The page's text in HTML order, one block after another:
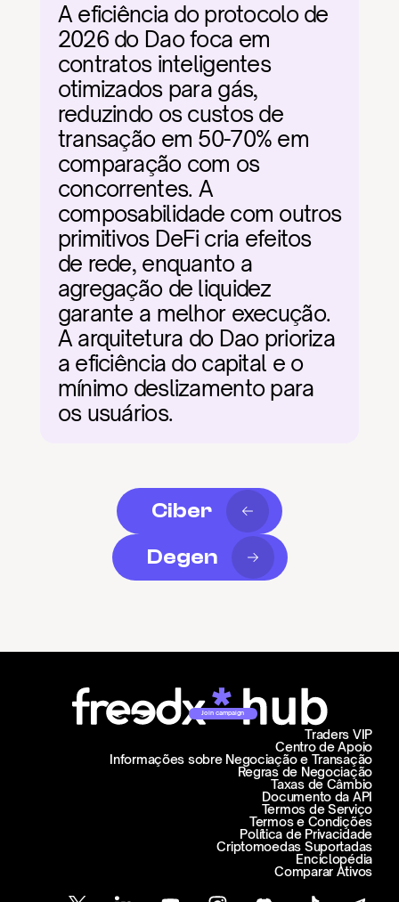
A eficiência do protocolo de
2026 do Dao foca em
contratos inteligentes
otimizados para gás,
reduzindo os custos de
transação em 50-70% em
comparação com os
concorrentes. A
composabilidade com outros
primitivos DeFi cria efeitos
de rede, enquanto a
agregação de liquidez
garante a melhor execução.
A arquitetura do Dao prioriza
a eficiência do capital e o
mínimo deslizamento para
os usuários.
Ciber
Degen
Join campaign
Centro de Apoio
Informações sobre Negociação e Transação
Traders VIP
Regras de Negociação
Taxas de Câmbio
Documento da API
Termos de Serviço
Termos e Condições
Política de Privacidade
Criptomoedas Suportadas
Enciclopédia
Comparar Ativos